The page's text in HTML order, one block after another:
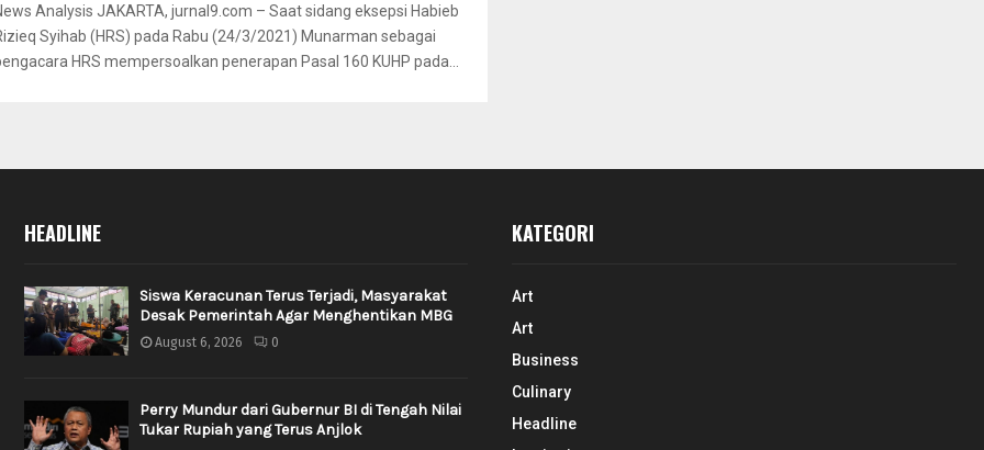
Analysis JAKARTA, jurnal9.com – Saat sidang eksepsi Habieb
Syihab (HRS) pada Rabu (24/3/2021) Munarman sebagai
HRS mempersoalkan penerapan Pasal 160 KUHP pada...
HEADLINE
Siswa Keracunan Terus Terjadi, Masyarakat
Desak Pemerintah Agar Menghentikan MBG
August 6, 2026 0
Perry Mundur dari Gubernur BI di Tengah Nilai
Tukar Rupiah yang Terus Anjlok
KATEGORI
Art
Art
Business
Culinary
Headline